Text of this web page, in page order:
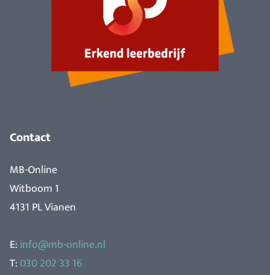
Contact
MB-Online
Witboom 1
4131 PL Vianen
E: info@mb-online.nl
T: 030 202 33 16